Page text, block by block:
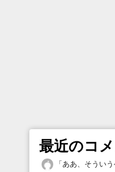
最近のコ
「ああ、そうい